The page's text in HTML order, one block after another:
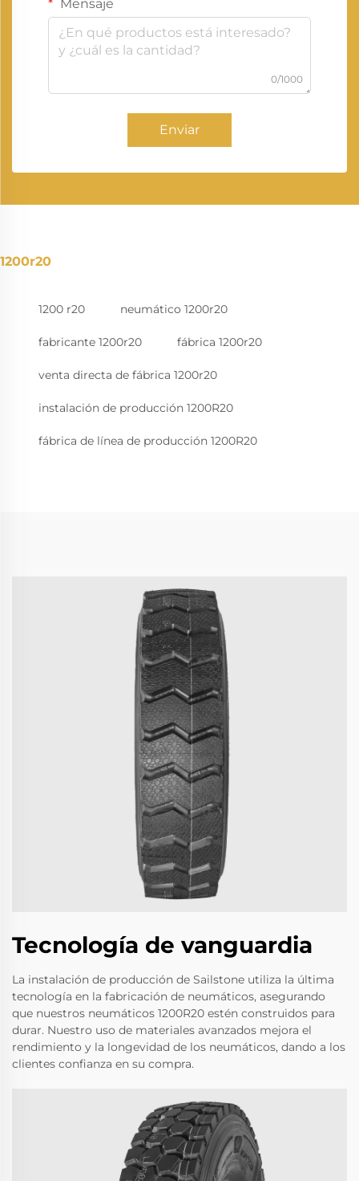
Mensaje
0/1000
Enviar
1200r20
1200 r20 neumático 1200r20
fabricante 1200r20 fábrica 1200r20
venta directa de fábrica 1200r20
instalación de producción 1200R20
fábrica de línea de producción 1200R20
Tecnología de vanguardia
La instalación de producción de Sailstone utiliza la última
tecnología en la fabricación de neumáticos, asegurando
que nuestros neumáticos 1200R20 estén construidos para
durar. Nuestro uso de materiales avanzados mejora el
rendimiento y la longevidad de los neumáticos, dando a los
clientes confianza en su compra.